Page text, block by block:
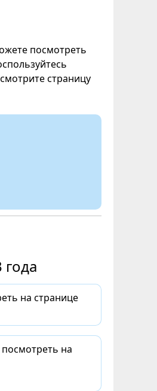
посмотреть
страницу
на странице
на